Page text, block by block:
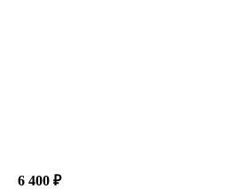
6 400 ₽